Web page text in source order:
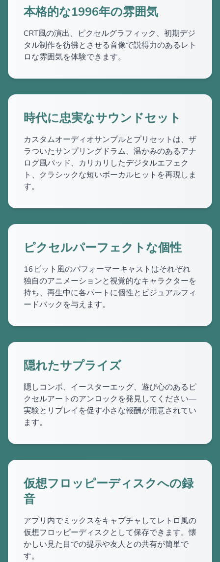
本格的な1996年の雰囲気
CRT風の演出、ピクセルグラフィック、初期デジ
タル制作を彷彿とさせる音像で説得力のあるレト
ロな雰囲気を体験できます。
時代に忠実なサウンドセット
カスタムオーディオサンプルとプリセットは、ザ
ラついたサンプリングドラム、温かみのあるアナ
ログ風パッド、カリカリしたデジタルエフェク
ト、クラシックな短いボーカルヒットを再現しま
す。
ピクセルパーフェクトな個性
16ビット風のパフォーマーキャストはそれぞれ
独自のアニメーションと視覚的なキャラクターを
持ち、再生中に各パートに個性とビジュアルフィ
ードバックを与えます。
隠れたサプライズ
隠しコンボ、イースターエッグ、遊び心のあるピ
クセルアートのアンロックを発見してください—
実験とリプレイを促す小さな報酬が用意されてい
ます。
仮想フロッピーディスクへの録
音
アプリ内でミックスをキャプチャしてレトロ風の
仮想フロッピーディスクとして保存できます。懐
かしい見た目での提示や友人との共有が簡単で
す。